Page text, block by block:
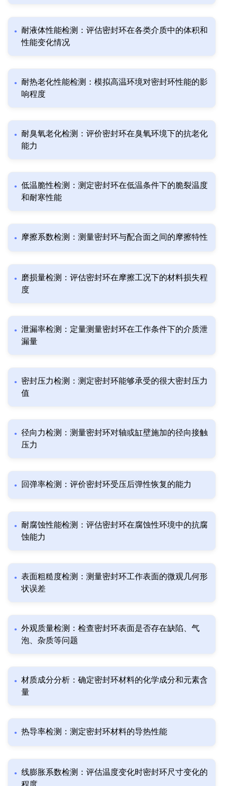
耐液体性能检测：评估密封环在各类介质中的体积和
性能变化情况
耐热老化性能检测：模拟高温环境对密封环性能的影
响程度
耐臭氧老化检测：评价密封环在臭氧环境下的抗老化
能力
低温脆性检测：测定密封环在低温条件下的脆裂温度
和耐寒性能
摩擦系数检测：测量密封环与配合面之间的摩擦特性
磨损量检测：评估密封环在摩擦工况下的材料损失程
度
泄漏率检测：定量测量密封环在工作条件下的介质泄
漏量
密封压力检测：测定密封环能够承受的很大密封压力
值
径向力检测：测量密封环对轴或缸壁施加的径向接触
压力
回弹率检测：评价密封环受压后弹性恢复的能力
耐腐蚀性能检测：评估密封环在腐蚀性环境中的抗腐
蚀能力
表面粗糙度检测：测量密封环工作表面的微观几何形
状误差
外观质量检测：检查密封环表面是否存在缺陷、气
泡、杂质等问题
材质成分分析：确定密封环材料的化学成分和元素含
量
热导率检测：测定密封环材料的导热性能
线膨胀系数检测：评估温度变化时密封环尺寸变化的